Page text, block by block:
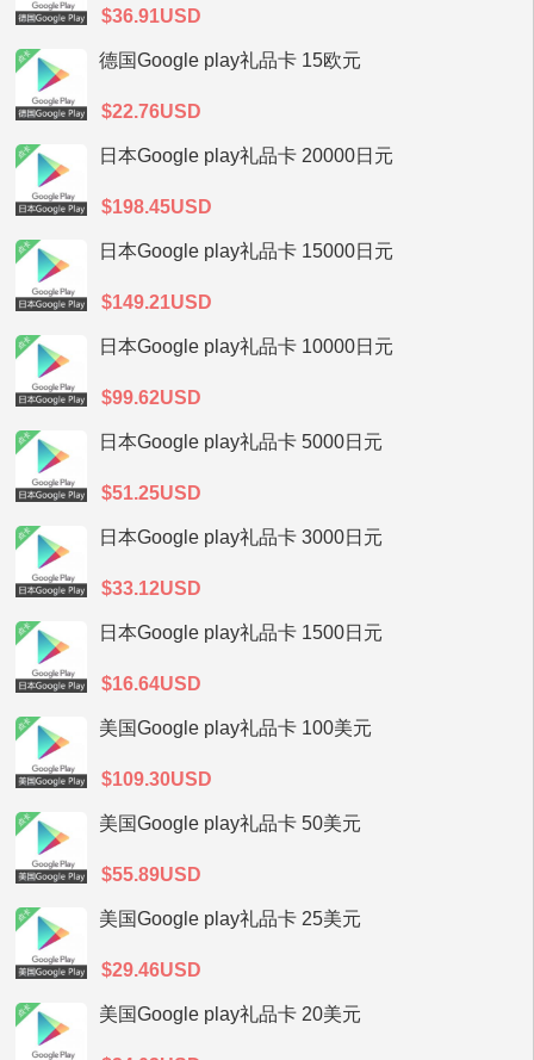
$36.91USD
德国Google play礼品卡 15欧元
$22.76USD
日本Google play礼品卡 20000日元
$198.45USD
日本Google play礼品卡 15000日元
$149.21USD
日本Google play礼品卡 10000日元
$99.62USD
日本Google play礼品卡 5000日元
$51.25USD
日本Google play礼品卡 3000日元
$33.12USD
日本Google play礼品卡 1500日元
$16.64USD
美国Google play礼品卡 100美元
$109.30USD
美国Google play礼品卡 50美元
$55.89USD
美国Google play礼品卡 25美元
$29.46USD
美国Google play礼品卡 20美元